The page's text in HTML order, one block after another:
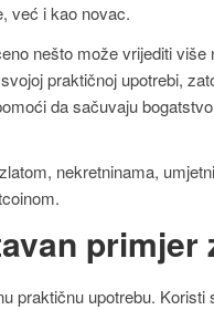
već i kao novac.
nešto može vrijediti više
praktičnoj upotrebi,
da sačuvaju
nekretninama,
primjer
praktičnu upotrebu. Koristi